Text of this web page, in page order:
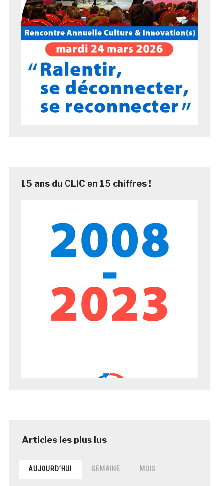
15 ans du CLIC en 15 chiffres !
AUJOURD’HUI SEMAINE MOIS